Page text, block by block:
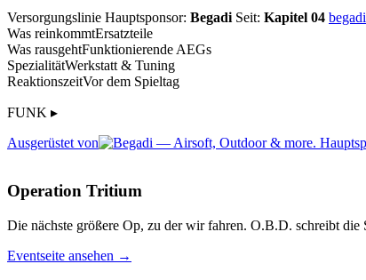
Versorgungslinie Hauptsponsor: Begadi Seit: Kapitel 04
Was reinkommtErsatzteile
Was rausgehtFunktionierende AEGs
SpezialitätWerkstatt & Tuning
ReaktionszeitVor dem Spieltag
FUNK ▸
Ausgerüstet von
Operation Tritium
Die nächste größere Op, zu der wir fahren. O.B.D. schreibt die
Eventseite ansehen →